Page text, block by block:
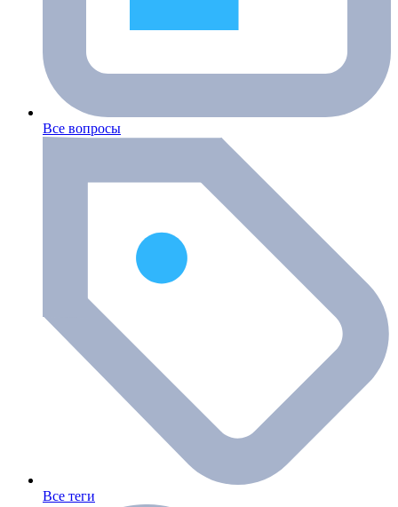
Все вопросы
Все теги